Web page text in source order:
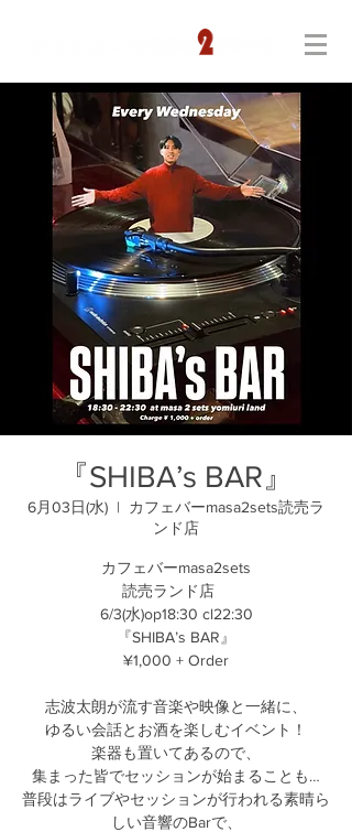
『SHIBA’s BAR』
6月03日(水)
  |
カフェバーmasa2sets読売ラ
ンド店
カフェバーmasa2sets
読売ランド店
6/3(水)op18:30 cl22:30
『SHIBA’s BAR』
¥1,000 + Order
志波太朗が流す音楽や映像と一緒に、
ゆるい会話とお酒を楽しむイベント！
楽器も置いてあるので、
集まった皆でセッションが始まることも…
普段はライブやセッションが行われる素晴ら
しい音響のBarで、